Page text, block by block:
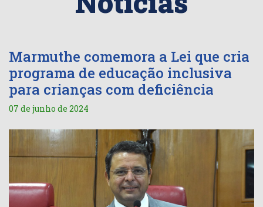
Marmuthe comemora a Lei que cria
programa de educação inclusiva
para crianças com deficiência
07 de junho de 2024